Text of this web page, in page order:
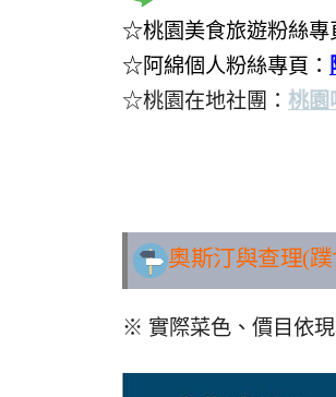
☆桃園美食旅遊粉絲專
☆阿綿個人粉絲專頁：
☆桃園在地社團： 桃園
奧斯汀與查理(
※ 實際菜色、價目依現